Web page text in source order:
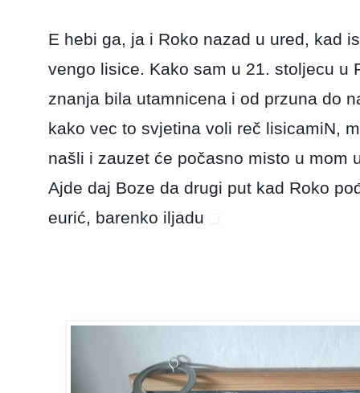
E hebi ga, ja i Roko nazad u ured, kad
vengo lisice. Kako sam u 21. stoljecu u
znanja bila utamnicena i od przuna do
kako vec to svjetina voli reč lisicamiN,
našli i zauzet će počasno misto u mom
Ajde daj Boze da drugi put kad Roko
eurić, barenko iljadu